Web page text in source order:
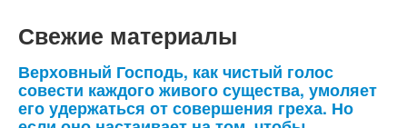
Свежие материалы
Верховный Господь, как чистый голос
совести каждого живого существа, умоляет
его удержаться от совершения греха. Но